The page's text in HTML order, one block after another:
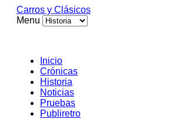
Carros y Clásicos
Menu
Inicio
Crónicas
Historia
Noticias
Pruebas
Publiretro